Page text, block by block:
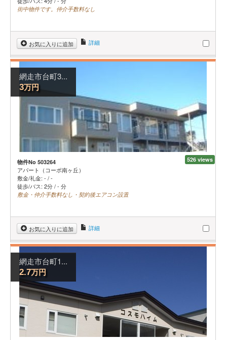
街中物件です。仲介手数料なし
お気に入りに追加 詳細
網走市台町3...
3万円
526 views
物件No 503264
アパート（コーポ南ヶ丘）
敷金/礼金: - /-
徒歩/バス: 2分 / - 分
敷金・仲介手数料なし・契約後エアコン設置
お気に入りに追加 詳細
網走市台町1...
2.7万円